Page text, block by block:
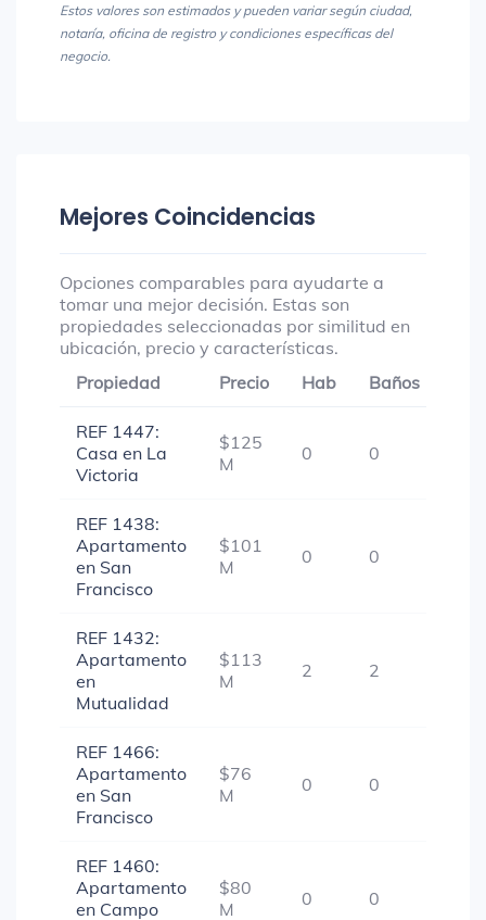
Estos valores son estimados y pueden variar según ciudad,
notaría, oficina de registro y condiciones específicas del
negocio.
Mejores Coincidencias
Opciones comparables para ayudarte a
tomar una mejor decisión. Estas son
propiedades seleccionadas por similitud en
ubicación, precio y características.
Propiedad
Precio Hab Baños
REF 1447:
Casa en La
Victoria
$125
M
0 0
REF 1438:
Apartamento
en San
Francisco
$101
M
0 0
REF 1432:
Apartamento
en
Mutualidad
$113
M
2 2
REF 1466:
Apartamento
en San
Francisco
$76
M
0 0
REF 1460:
Apartamento
en Campo
$80
M
0 0